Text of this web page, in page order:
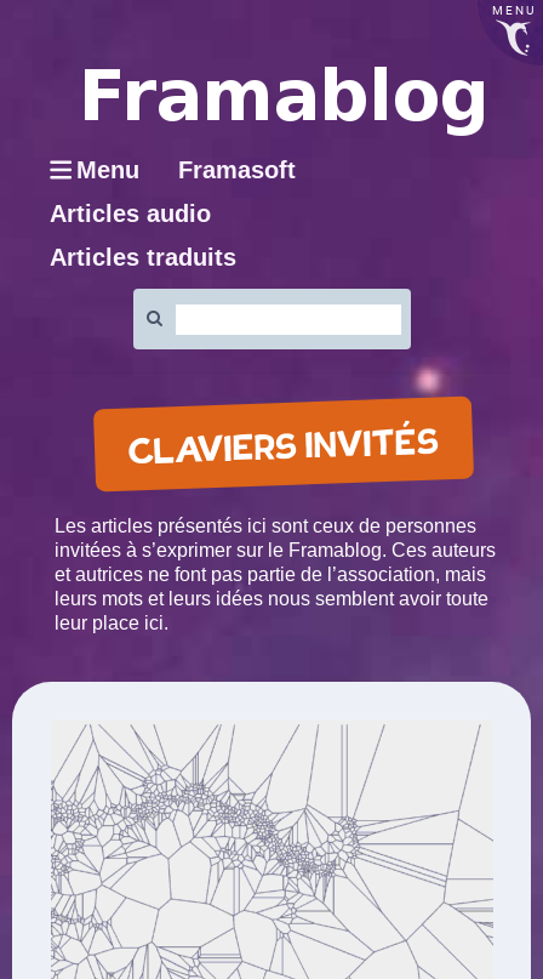
MENU
Menu
Framasoft
Articles audio
Articles traduits
:
CLAVIERS INVITÉS
Les articles présentés ici sont ceux de personnes
invitées à s’exprimer sur le Framablog. Ces auteurs
et autrices ne font pas partie de l’association, mais
leurs mots et leurs idées nous semblent avoir toute
leur place ici.